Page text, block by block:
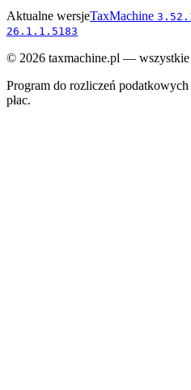
Aktualne wersjeTaxMachine
26.1.1.5183
© 2026 taxmachine.pl — wszystkie
Program do rozliczeń
płac.